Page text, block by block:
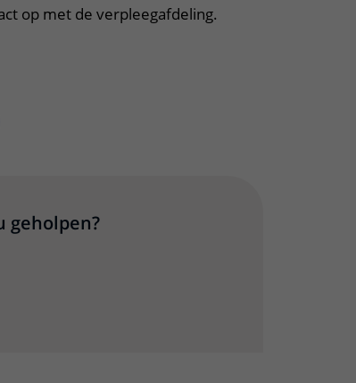
op met de verpleegafdeling.
geholpen?